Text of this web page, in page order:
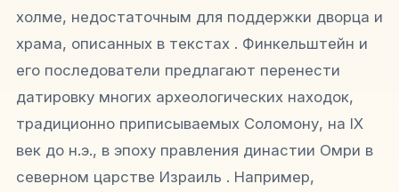
холме, недостаточным для поддержки дворца и
храма, описанных в текстах . Финкельштейн и
его последователи предлагают перенести
датировку многих археологических находок,
традиционно приписываемых Соломону, на IX
век до н.э., в эпоху правления династии Омри в
северном царстве Израиль . Например,